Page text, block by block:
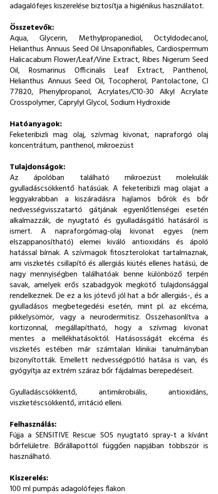
adagalófejes kiszerelése biztosítja a higiénikus használatot.
Összetevők:
Aqua, Glycerin, Methylpropanediol, Octyldodecanol,
Helianthus Annuus Seed Oil Unsaponifiables, Cardiospermum
Halicacabum Flower/Leaf/Vine Extract, Ribes Nigerum Seed
Oil, Rosmarinus Officinalis Leaf Extract, Panthenol,
Helianthus Annuus Seed Oil, Tocopherol, Pantolactone, CI
77820, Phenylpropanol, Acrylates/C10-30 Alkyl Acrylate
Crosspolymer, Caprylyl Glycol, Sodium Hydroxide
Hatóanyagok:
Feketeribizli mag olaj, szívmag kivonat, napraforgó olaj
koncentrátum, panthenol, mikroezüst
Tulajdonságok:
Az ápolóban található mikroezüst molekulák
gyulladáscsökkentő hatásúak. A feketeribizli mag olajat a
leggyakrabban a kiszáradásra hajlamos bőrök és bőr
nedvességvisszatartó gátjának egyenlőtlenségei esetén
alkalmazzák, de nyugtató és gyulladásgátló hatásáról is
ismert. A napraforgómag-olaj kivonat egyes (nem
elszappanosítható) elemei kiváló antioxidáns és ápoló
hatással bírnak. A szívmagok fitoszterolokat tartalmaznak,
ami viszketés csillapító és allergiás kiütés ellenes hatású, de
nagy mennyiségben találhatóak benne különböző terpén
savak, amelyek erős szabadgyök megkötő tulajdonsággal
rendelkeznek. De ez a kis jótevő jól hat a bőr allergiás-, és a
gyulladásos megbetegedési esetén, mint pl. az ekcéma,
pikkelysömör, vagy a neurodermitisz. Összehasonlítva a
kortizonnal, megállapítható, hogy a szívmag kivonat
mentes a mellékhatásoktól. Hatásosságát ekcéma és
viszketés estében már számtalan klinikai tanulmányban
bizonyították. Emellett nedvességpótló hatása is van, és
gyógyítja az extrém száraz bőr fájdalmas berepedéseit.
Gyulladáscsökkentő, antimikrobiális, antioxidáns,
viszketéscsökkentő, irritáció elleni.
Felhasználás:
Fújja a SENSITIVE Rescue SOS nyugtató spray-t a kívánt
bőrfelületre. Bőrállapottól függően napjában többször is
használható.
Kiszerelés:
100 ml pumpás adagolófejes flakon